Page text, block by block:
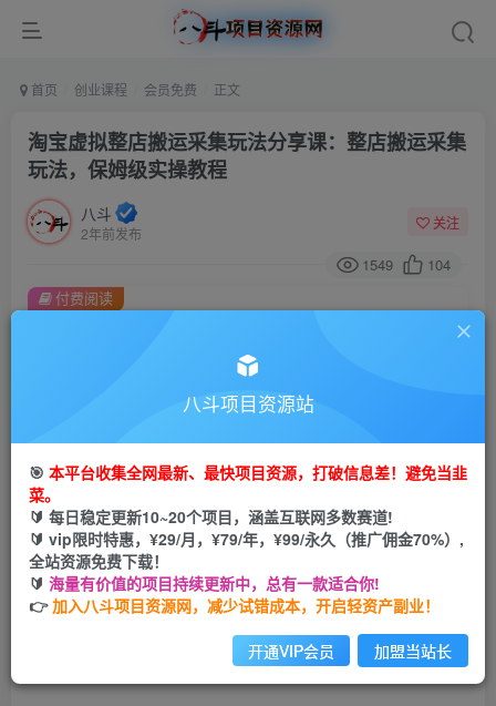
首页 创业课程 会员免费 正文
淘宝虚拟整店搬运采集玩法分享课：整店搬运采集
玩法，保姆级实操教程
八斗
2年前发布
关注
1549 104
此内容为付费阅读，请付费后查看
金币9.9金币99
会员免费
您当前未登录！建议登陆后购买，可保存购买订单
付费阅读
八斗项目资源站
🎯 本平台收集全网最新、最快项目资源，打破信息差！避免当韭
菜。
🔰 每日稳定更新10~20个项目，涵盖互联网多数赛道!
🔰 vip限时特惠，¥29/月，¥79/年，¥99/永久（推广佣金70%）,
全站资源免费下载！
🔰 海量有价值的项目持续更新中，总有一款适合你!
👉加入八斗项目资源网，减少试错成本，开启轻资产副业！
开通VIP会员 加盟当站长